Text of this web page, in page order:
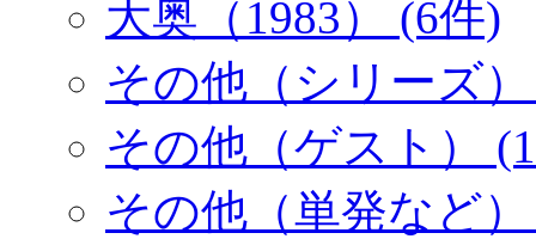
大奥（1983） (6件)
その他（シリーズ
その他（ゲスト）
その他（単発など